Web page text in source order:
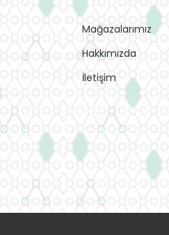
Mağazalarımız
Hakkımızda
İletişim